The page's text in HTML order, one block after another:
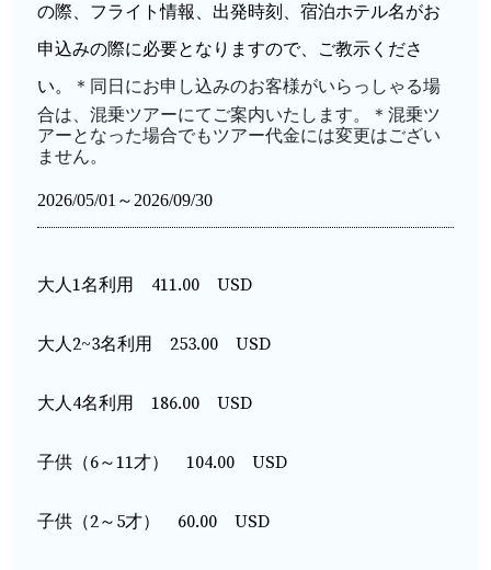
の際、フライト情報、出発時刻、宿泊ホテル名がお
申込みの際に必要となりますので、ご教示くださ
い。
＊同日にお申し込みのお客様がいらっしゃる場
合は、混乗ツアーにてご案内いたします。
＊混乗ツ
アーとなった場合でもツアー代金には変更はござい
ません。
2026/05/01～2026/09/30
大人1名利用 411.00 USD
大人2~3名利用 253.00 USD
大人4名利用 186.00 USD
子供（6～11才） 104.00 USD
子供（2～5才） 60.00 USD